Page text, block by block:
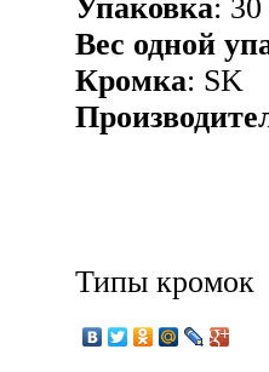
Упаковка:
Вес одной
Кромка: SK
Типы кромок